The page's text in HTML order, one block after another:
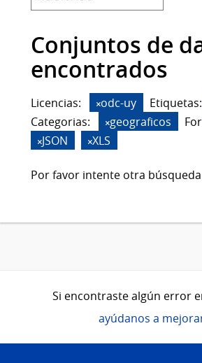
Conjuntos de
encontrados
Licencias: odc-uy Etiquetas:
Categorias:
geograficos
JSON
XLS
Por favor intente otra
Si encontraste algún error
ayúdanos a